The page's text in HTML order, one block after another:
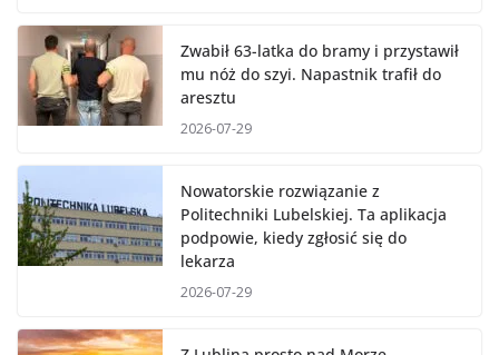
Zwabił 63-latka do bramy i przystawił
mu nóż do szyi. Napastnik trafił do
aresztu
2026-07-29
Nowatorskie rozwiązanie z
Politechniki Lubelskiej. Ta aplikacja
podpowie, kiedy zgłosić się do
lekarza
2026-07-29